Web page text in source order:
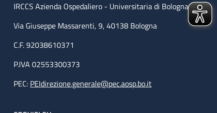
IRCCS Azienda Ospedaliero - Universitaria di Bologna
Via Giuseppe Massarenti, 9, 40138 Bologna
C.F. 92038610371
P.IVA 02553300373
PEC: PEIdirezione.generale@pec.aosp.bo.it